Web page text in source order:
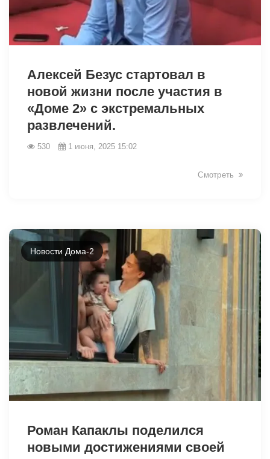
Алексей Безус стартовал в
новой жизни после участия в
«Доме 2» с экстремальных
развлечений.
530 1 июня, 2025 15:02
Смотреть
Новости Дома-2
Роман Капаклы поделился
новыми достижениями своей